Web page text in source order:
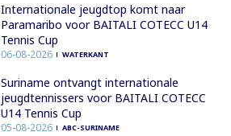
Internationale jeugdtop komt naar
Paramaribo voor BAITALI COTECC U14
Tennis Cup
06-08-2026 WATERKANT
Suriname ontvangt internationale
jeugdtennissers voor BAITALI COTECC
U14 Tennis Cup
05-08-2026 ABC-SURINAME